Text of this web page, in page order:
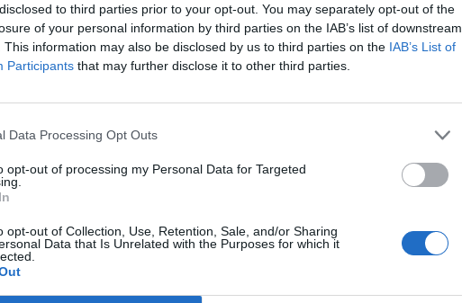
to third parties prior to your opt-out. You may separately opt-out of the
of your personal information by third parties on the IAB’s list of downstream
This information may also be disclosed by us to third parties on the IAB’s List of
Participants that may further disclose it to other third parties.
Data Processing Opt Outs
opt-out of processing my Personal Data for Targeted
opt-out of Collection, Use, Retention, Sale, and/or Sharing
Data that Is Unrelated with the Purposes for which it
προσφέρετε σαν εκπαιδευτικοί;Να προσπαθήστε να
και συνελεύσεις ώρες μαθημάτων και να
να σας έχουμε;Γιατί όσο αφορά τη μόρφωση των
δηλώνουν παρουσία για να μην χάσουν
κομματάρχες εκπαιδευτικοί.Θα μου πείτε αυτό
αγράμματα τα παιδιά για να έχουν πελάτες τα
που στην τελικη το επελεξαν ενω την ιδια
πραγματικα πιστεύετε οτι η επιδοτηση θα δωσει λυση